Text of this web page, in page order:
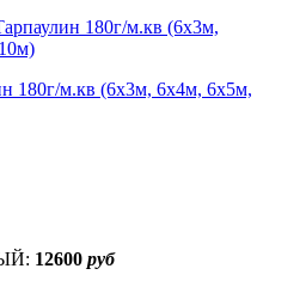
180г/м.кв (6х3м, 6х4м, 6х5м,
12600 руб